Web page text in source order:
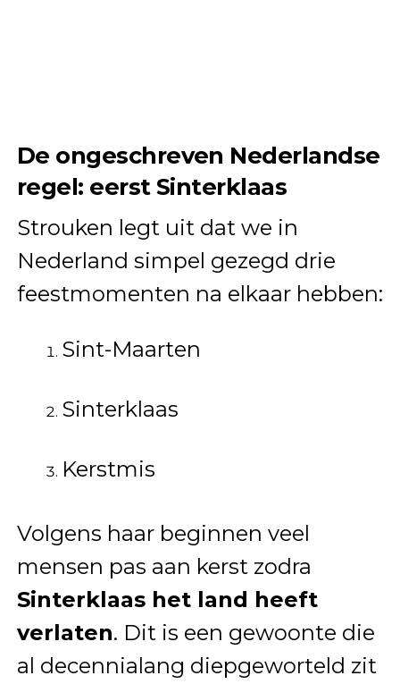
De ongeschreven Nederlandse
regel: eerst Sinterklaas
Strouken legt uit dat we in
Nederland simpel gezegd drie
feestmomenten na elkaar hebben:
Sint-Maarten
Sinterklaas
Kerstmis
Volgens haar beginnen veel
mensen pas aan kerst zodra
Sinterklaas het land heeft
verlaten. Dit is een gewoonte die
al decennialang diepgeworteld zit